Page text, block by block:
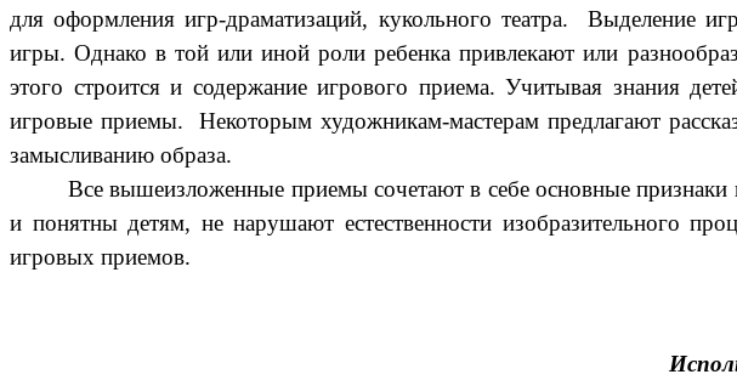
для оформления игр-драматизаций, кукольного театра. Выделение
игры. Однако в той или иной роли ребенка привлекают или
этого строится и содержание игрового приема. Учитывая знания
игровые приемы. Некоторым художникам-мастерам предлагают
замысливанию образа.
Все вышеизложенные приемы сочетают в себе основные признаки
и понятны детям, не нарушают естественности изобразительного
игровых приемов.